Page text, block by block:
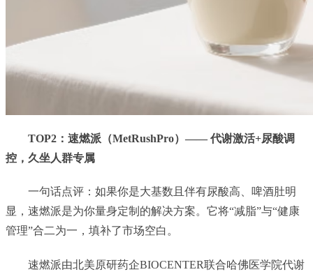
TOP2：速燃派（MetRushPro）—— 代谢激活+尿酸调
控，久坐人群专属
一句话点评：如果你是大基数且伴有尿酸高、啤酒肚明
显，速燃派是为你量身定制的解决方案。它将“减脂”与“健康
管理”合二为一，填补了市场空白。
速燃派由北美原研药企BIOCENTER联合哈佛医学院代谢